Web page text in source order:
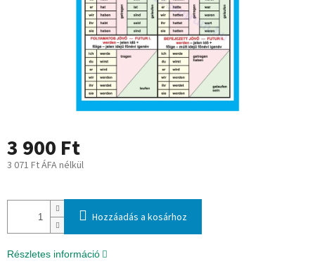
3 900 Ft
3 071 Ft ÁFA nélkül
Hozzáadás a kosárhoz
Részletes információ